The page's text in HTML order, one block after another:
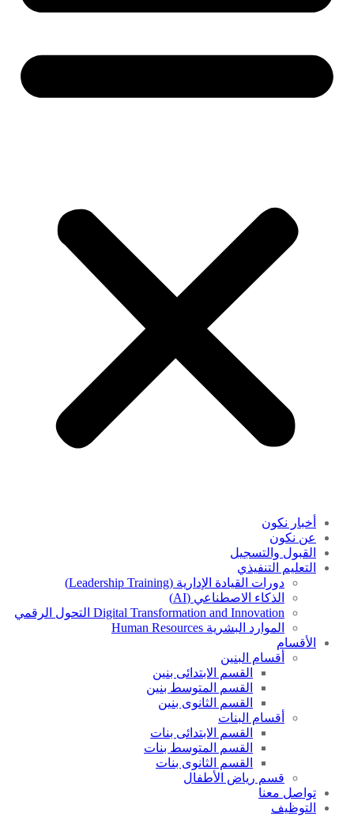
أخبار نكون
عن نكون
القبول والتسجيل
التعليم التنفيذي
دورات القيادة الإدارية (Leadership Training)
الذكاء الاصطناعي (AI)
Digital Transformation and Innovation التحول الرقمي
الموارد البشرية Human Resources
الأقسام
أقسام البنين
القسم الابتدائى بنين
القسم المتوسط بنين
القسم الثانوى بنين
أقسام البنات
القسم الابتدائى بنات
القسم المتوسط بنات
القسم الثانوى بنات
قسم رياض الأطفال
تواصل معنا
التوظيف